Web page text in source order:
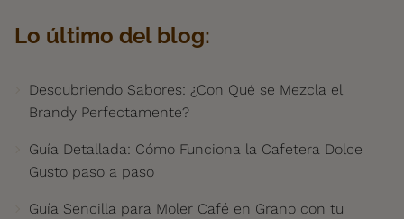
Lo último del blog:
Descubriendo Sabores: ¿Con Qué se Mezcla el
Brandy Perfectamente?
Guía Detallada: Cómo Funciona la Cafetera Dolce
Gusto paso a paso
Guía Sencilla para Moler Café en Grano con tu